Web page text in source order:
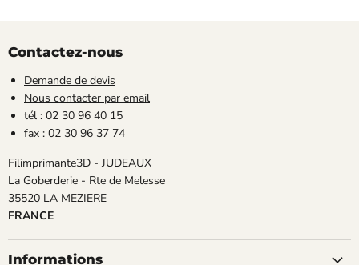
Contactez-nous
Demande de devis
Nous contacter par email
tél : 02 30 96 40 15
fax : 02 30 96 37 74
Filimprimante3D - JUDEAUX
La Goberderie - Rte de Melesse
35520 LA MEZIERE
FRANCE
Informations